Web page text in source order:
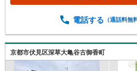
堀公園」まで徒歩約12分＜プラン
リーがあり食品のストックに便利
家具を置いても余裕がありますね
電話する （通話料無
京都市伏見区深草大亀谷古御香町